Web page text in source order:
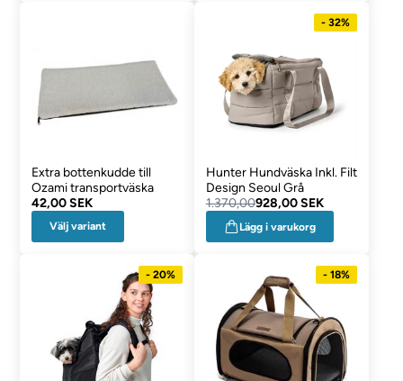
Extra bottenkudde till
Ozami transportväska
42,00 SEK
Välj variant
- 32%
Hunter Hundväska Inkl. Filt
Design Seoul Grå
1.370,00928,00 SEK
Lägg i varukorg
- 20% - 18%